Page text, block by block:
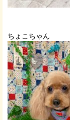
ちょこちゃん